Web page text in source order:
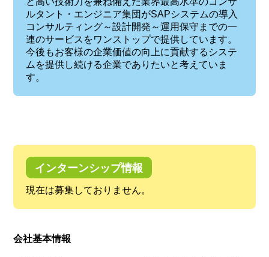
ルタント・エンジニア集団がSAPシステムの導入
コンサルティング～設計開発～運用保守までの一
連のサービスをワンストップで提供しています。
今後もお客様の企業価値の向上に貢献するシステ
ムを提供し続ける企業でありたいと考えていま
す。
インターンシップ情報
現在は募集しておりません。
会社基本情報